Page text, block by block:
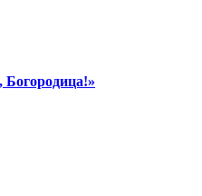
Богородица!»